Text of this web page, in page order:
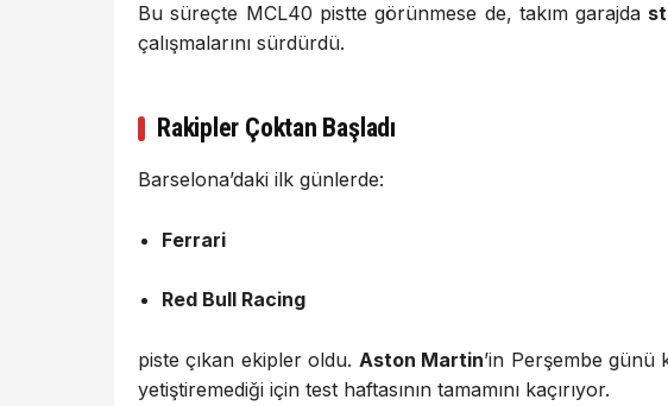
Bu süreçte MCL40 pistte görünmese de, takım garajda
çalışmalarını sürdürdü.
Rakipler Çoktan Başladı
Barselona’daki ilk günlerde:
Ferrari
Red Bull Racing
piste çıkan ekipler oldu. Aston Martin’in Perşembe günü
yetiştiremediği için test haftasının tamamını kaçırıyor.